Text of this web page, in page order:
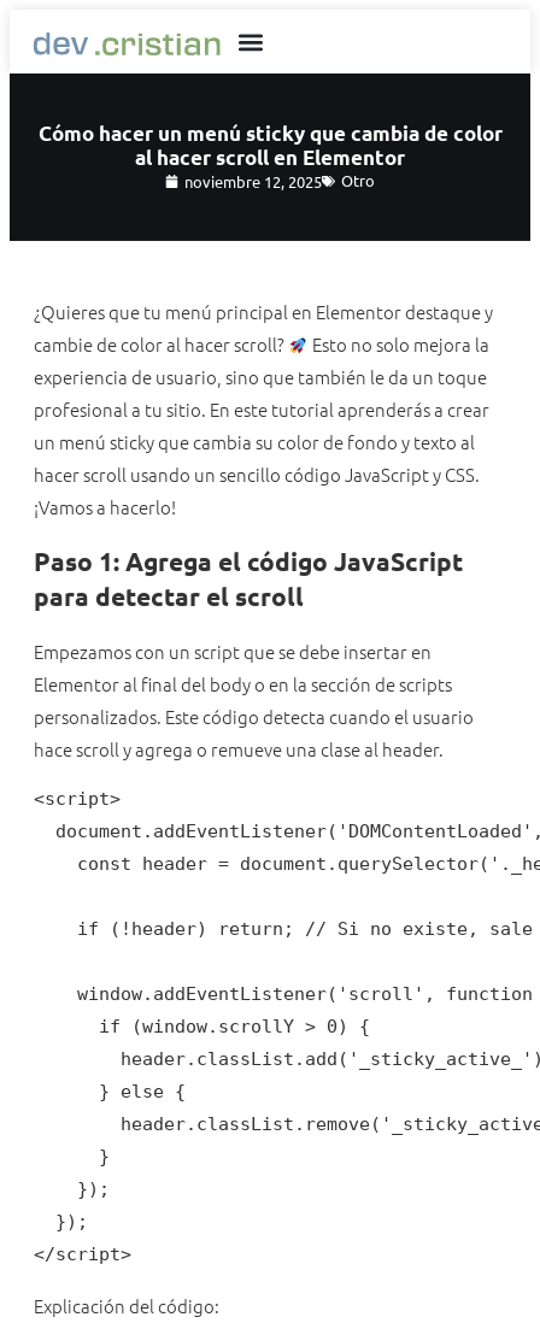
Cómo hacer un menú sticky que cambia de color
al hacer scroll en Elementor
noviembre 12, 2025 Otro
¿Quieres que tu menú principal en Elementor destaque y
cambie de color al hacer scroll?
Esto no solo mejora la
experiencia de usuario, sino que también le da un toque
profesional a tu sitio. En este tutorial aprenderás a crear
un menú sticky que cambia su color de fondo y texto al
hacer scroll usando un sencillo código JavaScript y CSS.
¡Vamos a hacerlo!
Paso 1: Agrega el código JavaScript
para detectar el scroll
Empezamos con un script que se debe insertar en
Elementor al final del body o en la sección de scripts
personalizados. Este código detecta cuando el usuario
hace scroll y agrega o remueve una clase al header.
<script>
const header =
if (!header) return; // Si no existe, sale
window.addEventListener('scroll', function
      if (window.scrollY > 0) {
      } else {
      }
    });
  });
</script>
Explicación del código: